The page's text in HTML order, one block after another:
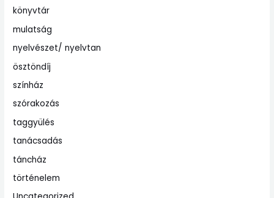
könyvtár
mulatság
nyelvészet/ nyelvtan
ösztöndíj
színház
szórakozás
taggyülés
tanácsadás
táncház
történelem